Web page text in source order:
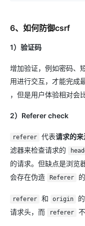
6、如何防御csrf
1）验证码
增加验证，例如密码、
用进行交互，才能完成
，但是用户体验相对会
2）Referer check
referer 代表请求的来
滤器来检查请求的
的请求。但缺点是浏览
会存在伪造
Referer
referer 和 origin
请求头，而 referer